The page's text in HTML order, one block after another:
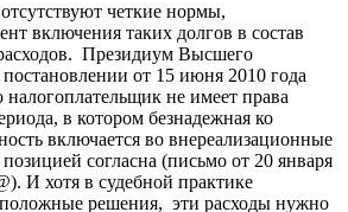
четкие нормы,
включения таких долгов в состав
Президиум Высшего
от 15 июня 2010 года
не имеет права
в котором безнадежная ко
включается во внереализационные
согласна (письмо от 20 января
И хотя в судебной практике
решения, эти расходы нужно